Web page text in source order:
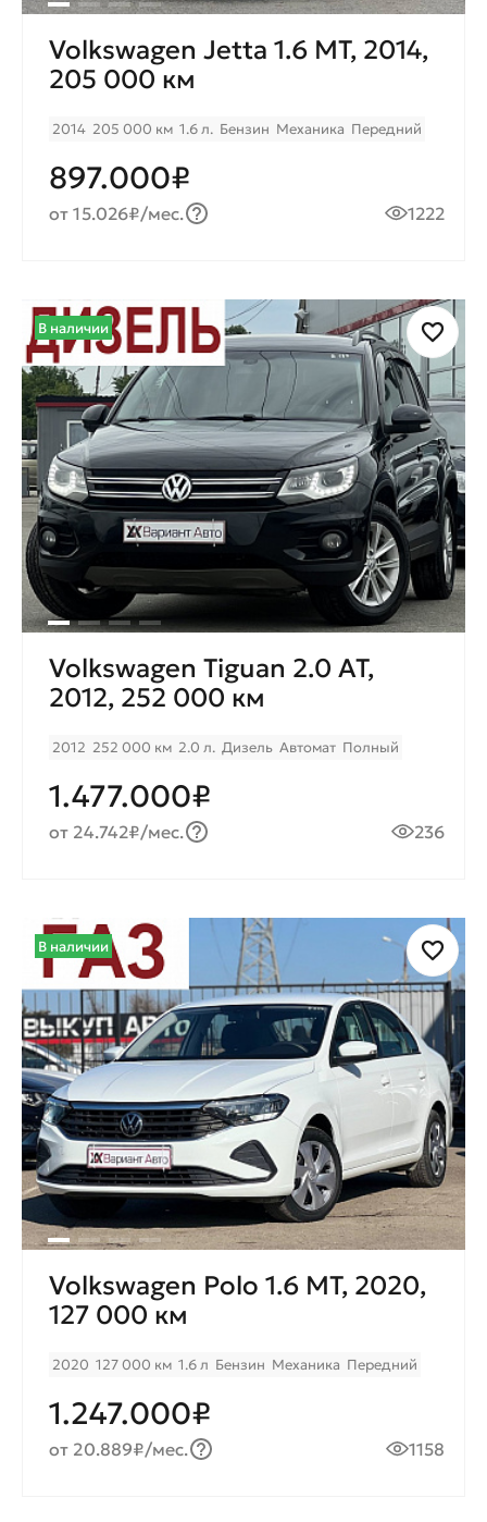
Volkswagen Jetta 1.6 MT, 2014,
205 000 км
2014 205 000 км 1.6 л. Бензин Механика Передний
897.000₽
от 15.026₽/мес. 1222
В наличии
Volkswagen Tiguan 2.0 AT,
2012, 252 000 км
2012 252 000 км 2.0 л. Дизель Автомат Полный
1.477.000₽
от 24.742₽/мес. 236
В наличии
Volkswagen Polo 1.6 MT, 2020,
127 000 км
2020 127 000 км 1.6 л Бензин Механика Передний
1.247.000₽
от 20.889₽/мес. 1158